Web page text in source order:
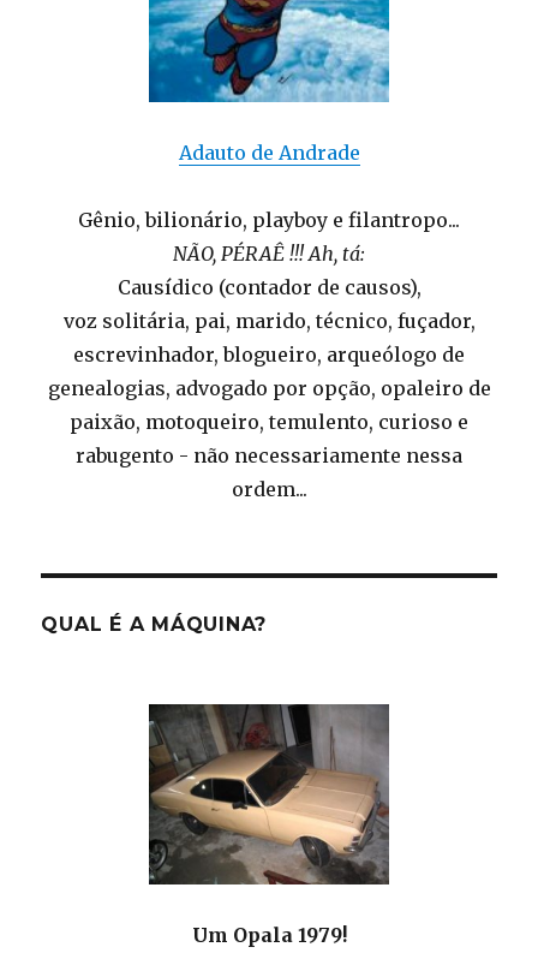
Adauto de Andrade
Gênio, bilionário, playboy e filantropo...
NÃO, PÉRAÊ !!! Ah, tá:
Causídico (contador de causos),
voz solitária, pai, marido, técnico, fuçador,
escrevinhador, blogueiro, arqueólogo de
genealogias, advogado por opção, opaleiro de
paixão, motoqueiro, temulento, curioso e
rabugento - não necessariamente nessa
ordem...
QUAL É A MÁQUINA?
Um Opala 1979!